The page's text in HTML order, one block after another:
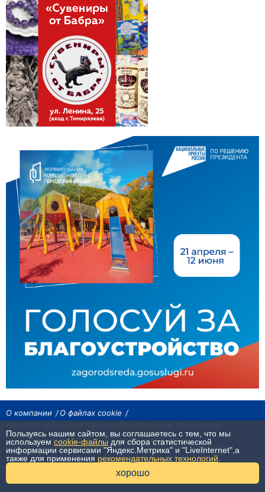
О компании
О файлах cookie
Сетевое издание «Байкал24». Все права охраняются законом.
При использовании материалов агентства на других сайтах, обязательна
гиперссылка.
Пользуясь нашим сайтом, вы соглашаетесь с тем, что мы
используем cookie-файлы для сбора статистической
информации сервисами "Яндекс.Метрика" и "LiveInternet",а
также для применения рекомендательных технологий
хорошо